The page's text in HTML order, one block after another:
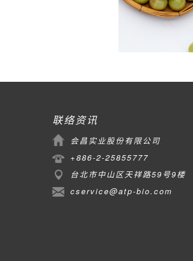
联络资讯
会昌实业股份有限公司
+886-2-25855777
台北市中山区天祥路59号9楼
cservice@atp-bio.com